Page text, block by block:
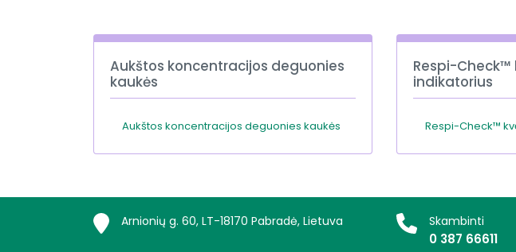
Aukštos koncentracijos deguonies
kaukės
Aukštos koncentracijos deguonies kaukės
Respi-
indikatorius
Respi-Check™
Arnionių g. 60, LT-18170 Pabradė, Lietuva Skambinti
0 387 66611